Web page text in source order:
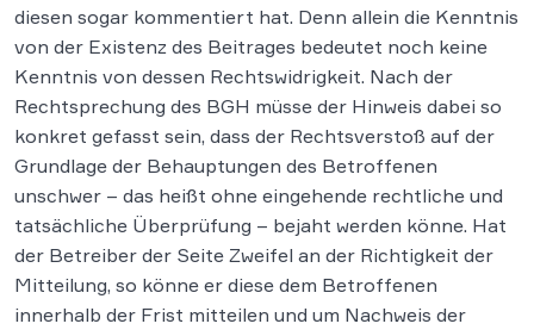
diesen sogar kommentiert hat. Denn allein die Kenntnis
von der Existenz des Beitrages bedeutet noch keine
Kenntnis von dessen Rechtswidrigkeit. Nach der
Rechtsprechung des BGH müsse der Hinweis dabei so
konkret gefasst sein, dass der Rechtsverstoß auf der
Grundlage der Behauptungen des Betroffenen
unschwer – das heißt ohne eingehende rechtliche und
tatsächliche Überprüfung – bejaht werden könne. Hat
der Betreiber der Seite Zweifel an der Richtigkeit der
Mitteilung, so könne er diese dem Betroffenen
innerhalb der Frist mitteilen und um Nachweis der